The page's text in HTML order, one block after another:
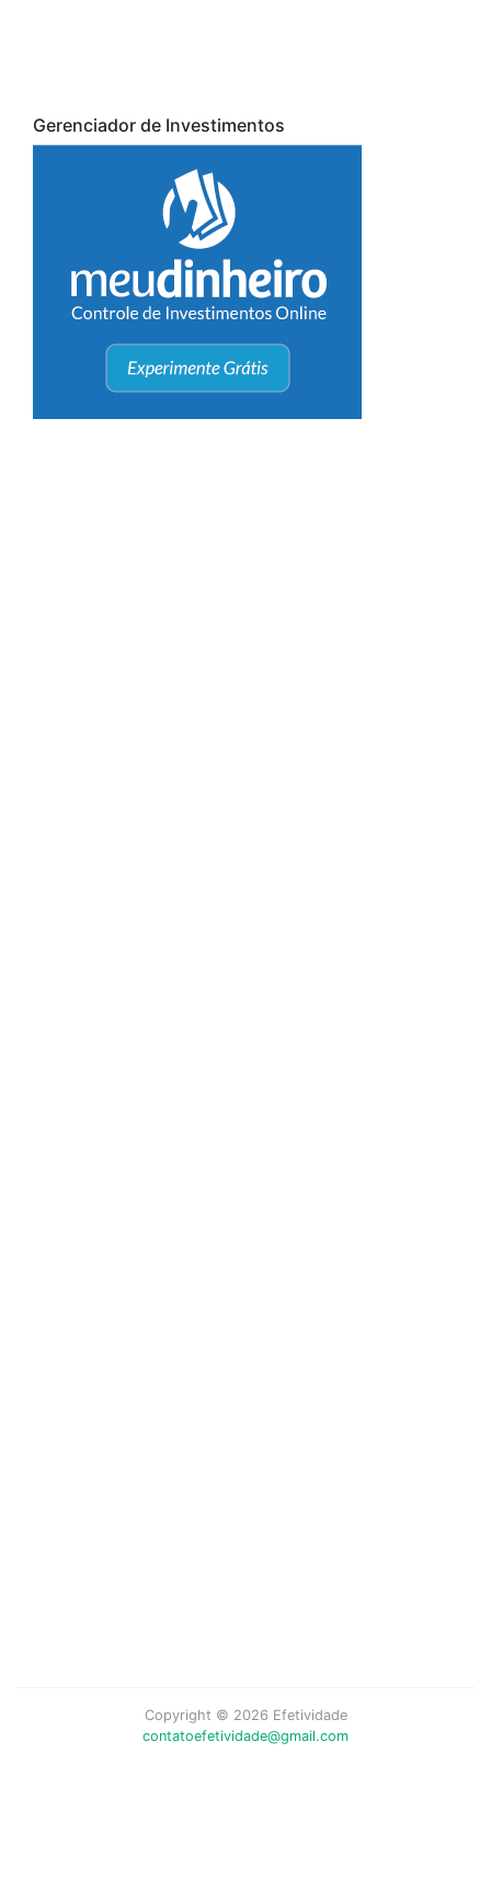
Gerenciador de Investimentos
Copyright © 2026 Efetividade
contatoefetividade@gmail.com